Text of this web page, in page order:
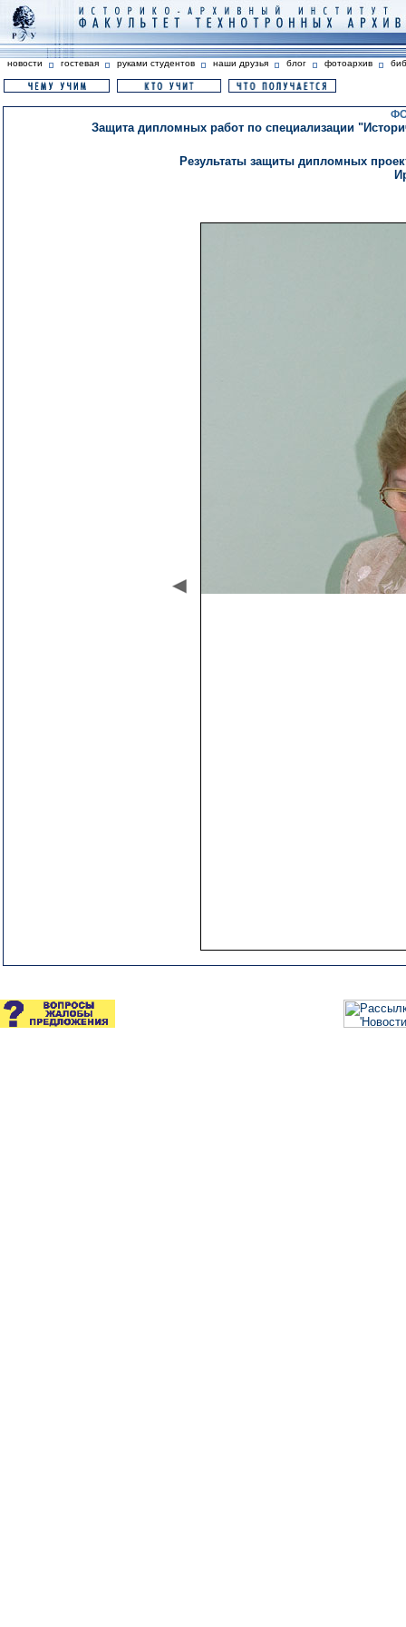
новости гостевая руками студентов наши друзья блог фотоархив
Защита дипломных работ по специализации
Результаты защиты дипломных